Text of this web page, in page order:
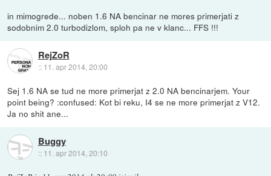
in mimogrede... noben 1.6 NA bencinar ne mores primerjati z
sodobnim 2.0 turbodizlom, sploh pa ne v klanc... FFS !!!
RejZoR
:: 11. apr 2014, 20:00
Sej 1.6 NA se tud ne more primerjat z 2.0 NA bencinarjem. Your
point being? :confused: Kot bi reku, I4 se ne more primerjat z V12.
Ja no shit ane...
Buggy
:: 11. apr 2014, 20:10